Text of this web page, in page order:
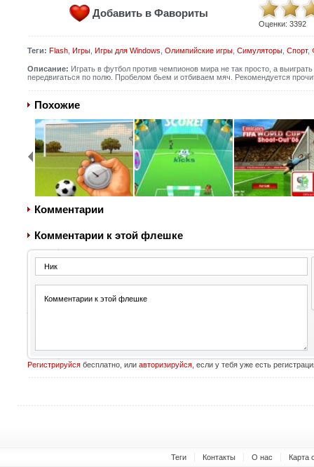
Добавить в Фавориты
Оценки: 3392
Теги: Flash, Игры, Игры для Windows Олимпийские игры, Симуляторы, Спорт,
Описание: Играть в футбол против чемпионов мира не так просто, а
передвигаться по полю. Пробелом бьем и отбиваем мяч. Рекомендуется
Похожие
Комментарии
Комментарии к этой флешке
Регистрируйсябесплатно, или авторизируйся, если у тебя уже есть
Теги Контакты О нас Карта